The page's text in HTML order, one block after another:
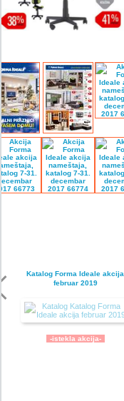
Katalog Forma Ideale akcija
februar 2019
-istekla akcija-